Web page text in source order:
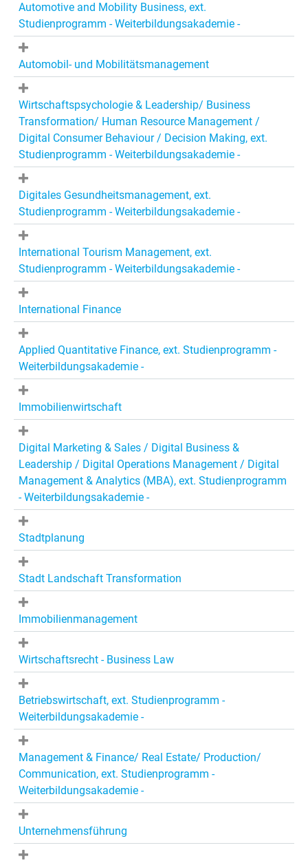
Automotive and Mobility Business, ext.
Studienprogramm - Weiterbildungsakademie -
Automobil- und Mobilitätsmanagement
Wirtschaftspsychologie & Leadership/ Business
Transformation/ Human Resource Management /
Digital Consumer Behaviour / Decision Making, ext.
Studienprogramm - Weiterbildungsakademie -
Digitales Gesundheitsmanagement, ext.
Studienprogramm - Weiterbildungsakademie -
International Tourism Management, ext.
Studienprogramm - Weiterbildungsakademie -
International Finance
Applied Quantitative Finance, ext. Studienprogramm -
Weiterbildungsakademie -
Immobilienwirtschaft
Digital Marketing & Sales / Digital Business &
Leadership / Digital Operations Management / Digital
Management & Analytics (MBA), ext. Studienprogramm
- Weiterbildungsakademie -
Stadtplanung
Stadt Landschaft Transformation
Immobilienmanagement
Wirtschaftsrecht - Business Law
Betriebswirtschaft, ext. Studienprogramm -
Weiterbildungsakademie -
Management & Finance/ Real Estate/ Production/
Communication, ext. Studienprogramm -
Weiterbildungsakademie -
Unternehmensführung